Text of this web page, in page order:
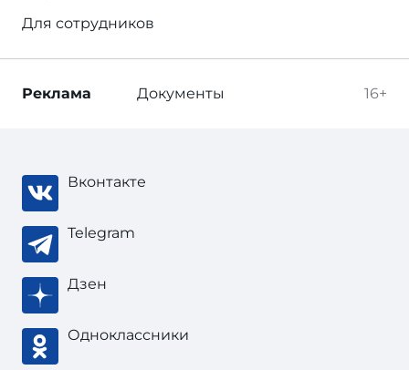
Для сотрудников
16+
Реклама Документы
Вконтакте
Telegram
Дзен
Одноклассники